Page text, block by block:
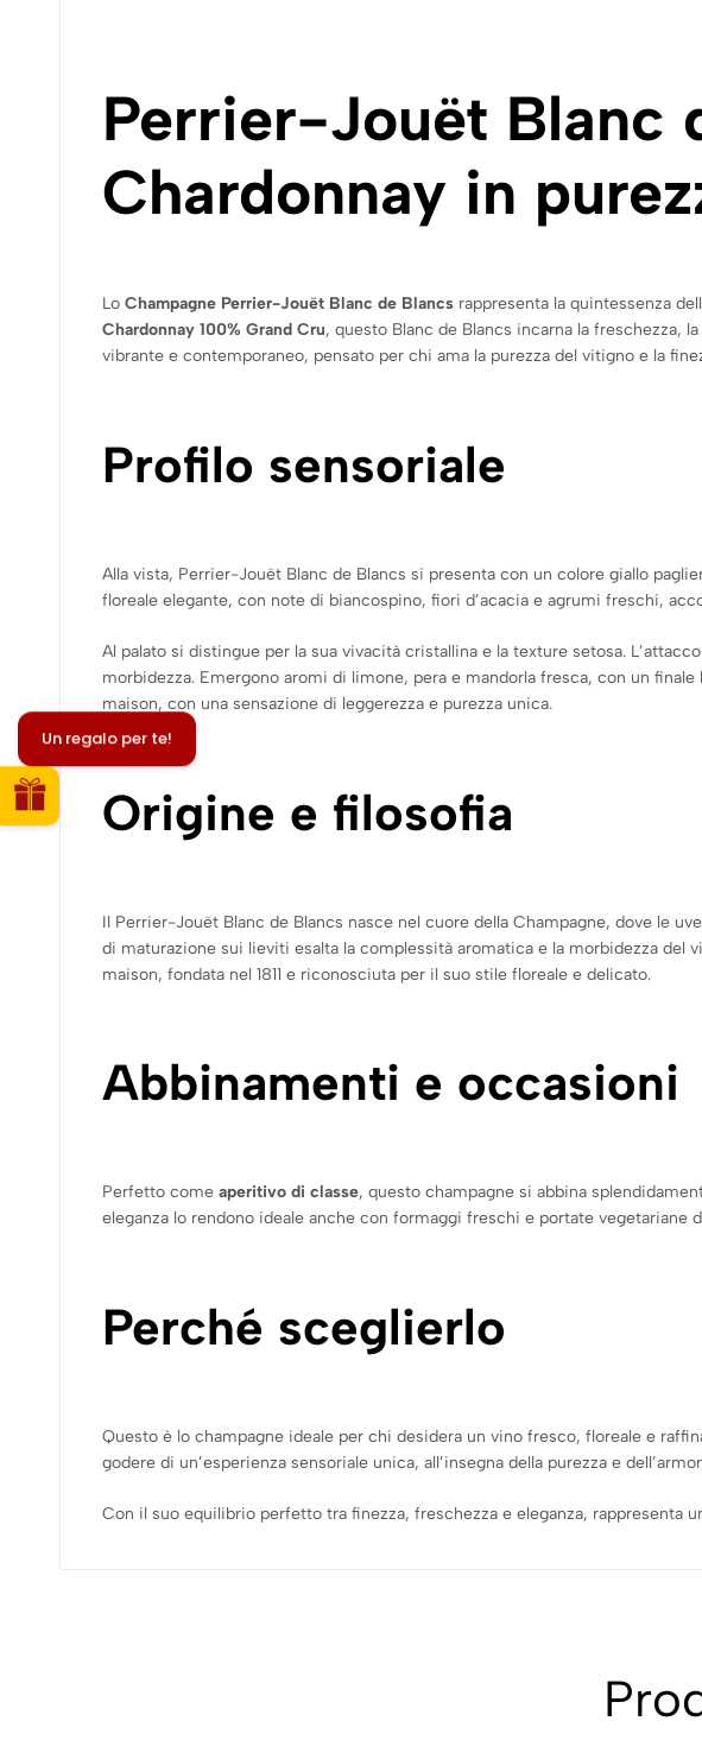
Perrier-Jouët Blanc
Chardonnay in
Lo Champagne Perrier-Jouët Blanc de Blancs rappresenta la quintessenza
Chardonnay 100% Grand Cru, questo Blanc de Blancs incarna la freschezza,
vibrante e contemporaneo, pensato per chi ama la purezza del vitigno e la
Profilo sensoriale
Alla vista, Perrier-Jouët Blanc de Blancs si presenta con un colore giallo
floreale elegante, con note di biancospino, fiori d’acacia e agrumi freschi,
Al palato si distingue per la sua vivacità cristallina e la texture setosa.
morbidezza. Emergono aromi di limone, pera e mandorla fresca, con un
maison, con una sensazione di leggerezza e purezza unica.
Origine e filosofia
Il Perrier-Jouët Blanc de Blancs nasce nel cuore della Champagne, dove le
di maturazione sui lieviti esalta la complessità aromatica e la morbidezza del
maison, fondata nel 1811 e riconosciuta per il suo stile floreale e delicato.
Abbinamenti e occasioni
Perfetto come aperitivo di classe, questo champagne si abbina
eleganza lo rendono ideale anche con formaggi freschi e portate vegetariane
Perché sceglierlo
Questo è lo champagne ideale per chi desidera un vino fresco, floreale e
godere di un’esperienza sensoriale unica, all’insegna della purezza e
Con il suo equilibrio perfetto tra finezza, freschezza e eleganza, rappresenta
Un regalo per te!